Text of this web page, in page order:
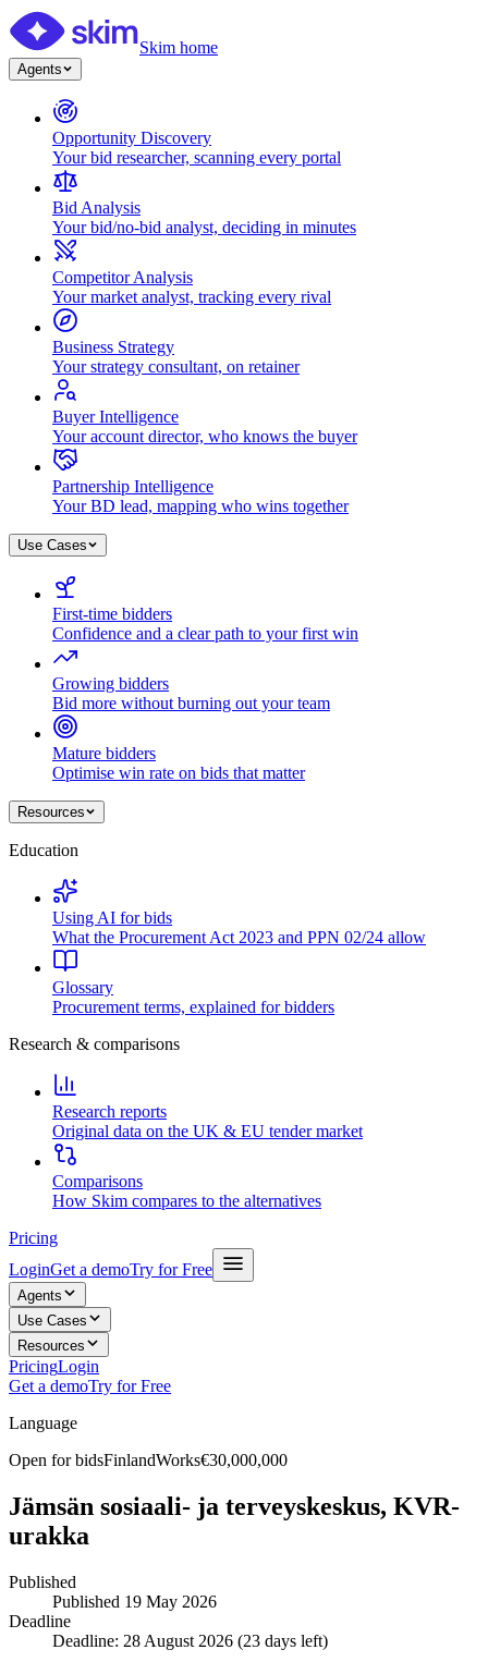
Skim home
Agents
Opportunity Discovery
Your bid researcher, scanning every portal
Bid Analysis
Your bid/no-bid analyst, deciding in minutes
Competitor Analysis
Your market analyst, tracking every rival
Business Strategy
Your strategy consultant, on retainer
Buyer Intelligence
Your account director, who knows the buyer
Partnership Intelligence
Your BD lead, mapping who wins together
Use Cases
First-time bidders
Confidence and a clear path to your first win
Growing bidders
Bid more without burning out your team
Mature bidders
Optimise win rate on bids that matter
Resources
Education
Using AI for bids
What the Procurement Act 2023 and PPN 02/24 allow
Glossary
Procurement terms, explained for bidders
Research & comparisons
Research reports
Original data on the UK & EU tender market
Comparisons
How Skim compares to the alternatives
Pricing
LoginGet a demoTry for Free
Agents
Use Cases
Resources
PricingLogin
Get a demoTry for Free
Language
Open for bidsFinlandWorks€30,000,000
Jämsän sosiaali- ja terveyskeskus, KVR-
urakka
Published
Published 19 May 2026
Deadline
Deadline: 28 August 2026 (23 days left)